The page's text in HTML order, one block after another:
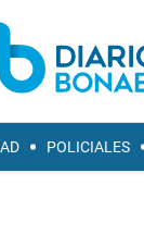
POLICIALES